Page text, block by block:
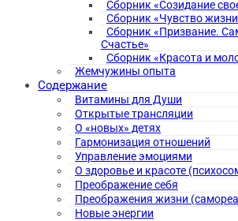
Сборник «Созидание
Сборник «Чувство
Сборник «Призвание.
Счастье»
Сборник «Красота и
Жемчужины опыта
Содержание
Витамины для Души
Открытые трансляции
О «новых» детях
Гармонизация отношений
Управление эмоциями
О здоровье и красоте
Преображение себя
Преображения жизни
Новые энергии